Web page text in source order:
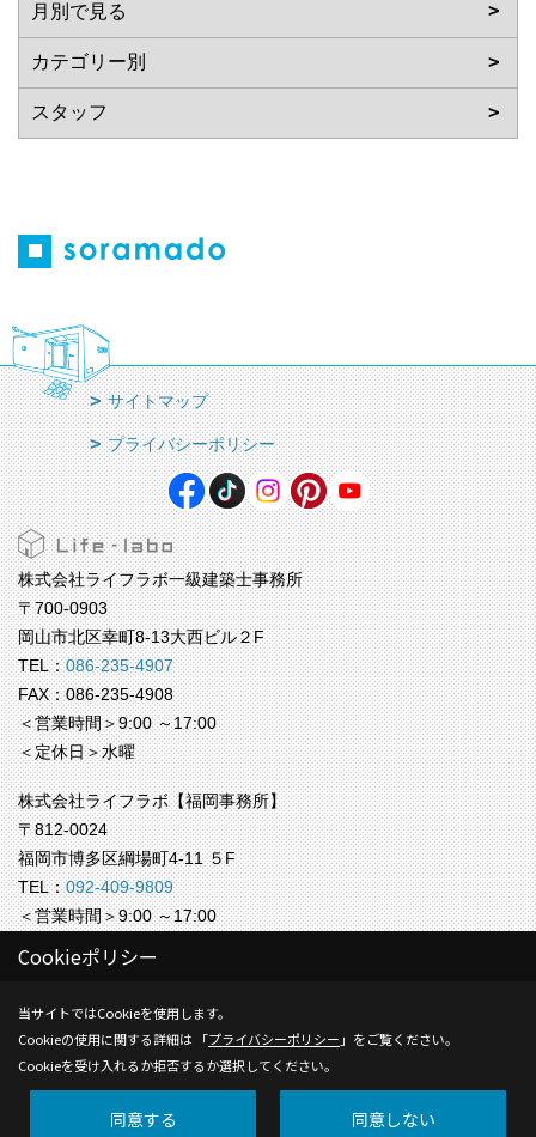
サイトマップ
プライバシーポリシー
株式会社ライフラボ一級建築士事務所
〒700-0903
岡山市北区幸町8-13大西ビル２F
TEL：086-235-4907
FAX：086-235-4908
＜営業時間＞9:00 ～17:00
＜定休日＞水曜
株式会社ライフラボ【福岡事務所】
〒812-0024
福岡市博多区綱場町4-11 ５F
TEL：092-409-9809
＜営業時間＞9:00 ～17:00
＜定休日＞水曜
Copyright (c) Life-labo. All Rights Reserved.
Produced byゴデスクリエイト
Cookieポリシー
当サイトではCookieを使用します。
Cookieの使用に関する詳細は 「プライバシーポリシー 」をご覧ください。
Cookieを受け入れるか拒否するか選択してください。
同意する 同意しない